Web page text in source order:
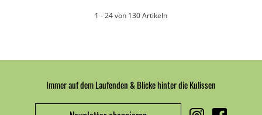
1 - 24 von 130 Artikeln
Immer auf dem Laufenden & Blicke hinter die Kulissen